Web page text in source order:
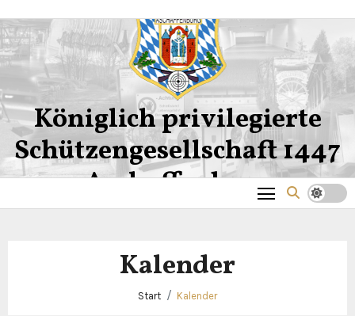
Inhalt
springen
Königlich privilegierte
Schützengesellschaft 1447
Aschaffenburg
Kalender
Start Kalender